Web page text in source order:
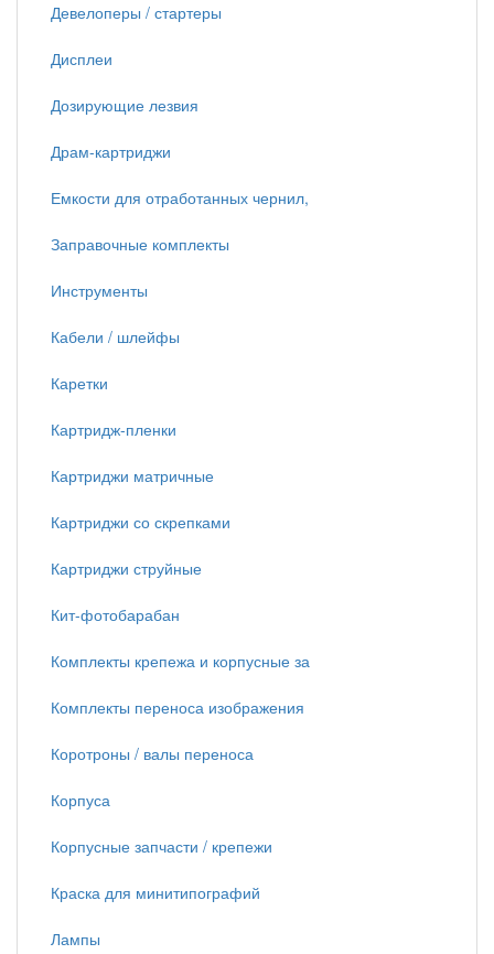
Девелоперы / стартеры
Дисплеи
Дозирующие лезвия
Драм-картриджи
Емкости для отработанных чернил,
Заправочные комплекты
Инструменты
Кабели / шлейфы
Каретки
Картридж-пленки
Картриджи матричные
Картриджи со скрепками
Картриджи струйные
Кит-фотобарабан
Комплекты крепежа и корпусные за
Комплекты переноса изображения
Коротроны / валы переноса
Корпуса
Корпусные запчасти / крепежи
Краска для минитипографий
Лампы